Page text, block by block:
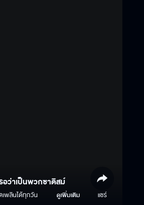
อว่าเป็นพวกซาดิสม์
เพลินได้ทุกวัน ดูเพิ่มเติม แชร์